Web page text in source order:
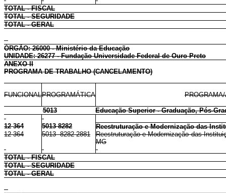
TOTAL - FISCAL
TOTAL - SEGURIDADE
TOTAL - GERAL
ÓRGÃO: 26000 - Ministério da Educação
UNIDADE: 26277 - Fundação Universidade Federal de Ouro Preto
ANEXO II
PROGRAMA DE TRABALHO (CANCELAMENTO)
FUNCIONALPROGRAMÁTICA
5013 Educação Superior - Graduação, Pós-
12 364 5013 8282
Reestruturação e Modernização das
12 364
5013 8282 2881
Reestruturação e Modernização das
MG
TOTAL - FISCAL
TOTAL - SEGURIDADE
TOTAL - GERAL